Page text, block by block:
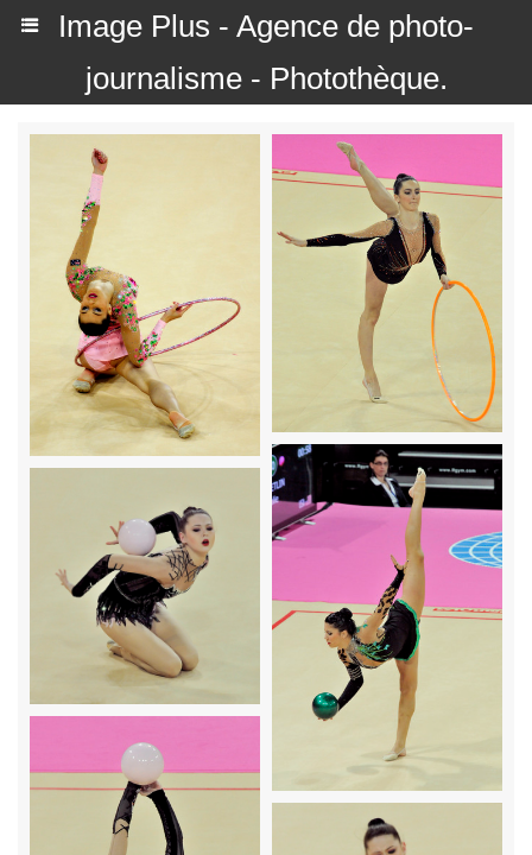
Image Plus - Agence de photo-
journalisme - Photothèque.